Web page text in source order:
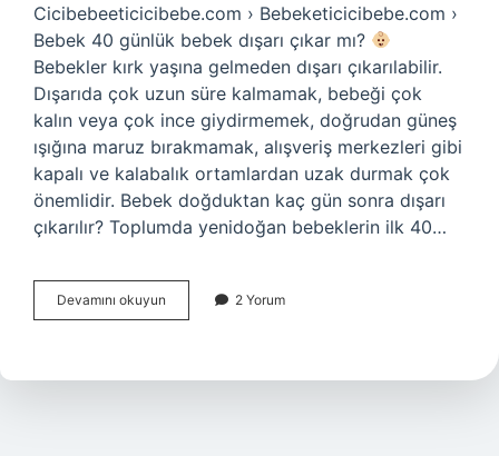
Cicibebeeticicibebe.com › Bebeketicicibebe.com ›
Bebek 40 günlük bebek dışarı çıkar mı?
Bebekler kırk yaşına gelmeden dışarı çıkarılabilir.
Dışarıda çok uzun süre kalmamak, bebeği çok
kalın veya çok ince giydirmemek, doğrudan güneş
ışığına maruz bırakmamak, alışveriş merkezleri gibi
kapalı ve kalabalık ortamlardan uzak durmak çok
önemlidir. Bebek doğduktan kaç gün sonra dışarı
çıkarılır? Toplumda yenidoğan bebeklerin ilk 40…
Devamını okuyun
Aylık
Çıkabilir
2 Yorum